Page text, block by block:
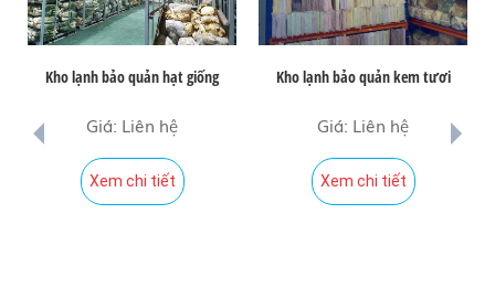
Kho lạnh bảo quản hạt giống
Giá: Liên hệ
Xem chi tiết
Kho lạnh bảo quản kem tươi
Giá: Liên hệ
Xem chi tiết
prev next